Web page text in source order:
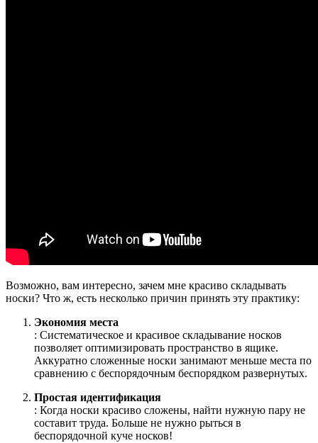
Возможно, вам интересно, зачем мне красиво складывать
носки? Что ж, есть несколько причин принять эту практику:
Экономия места
: Систематическое и красивое складывание носков
позволяет оптимизировать пространство в ящике.
Аккуратно сложенные носки занимают меньше места по
сравнению с беспорядочным беспорядком развернутых.
Простая идентификация
: Когда носки красиво сложены, найти нужную пару не
составит труда. Больше не нужно рыться в
беспорядочной куче носков!